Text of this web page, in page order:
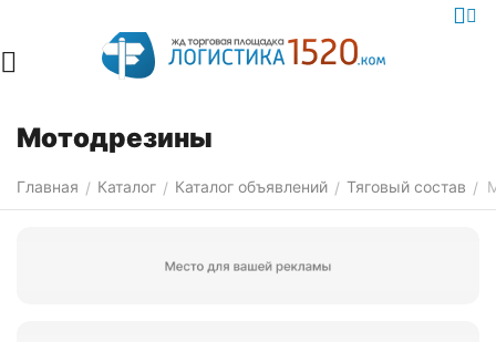
Мотодрезины
Главная / Каталог / Каталог объявлений / Тяговый состав /